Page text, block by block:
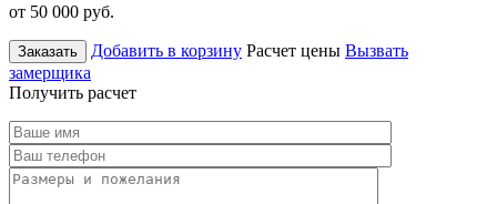
от 50 000 руб.
Заказать Добавить в корзину Расчет цены Вызвать
замерщика
Получить расчет